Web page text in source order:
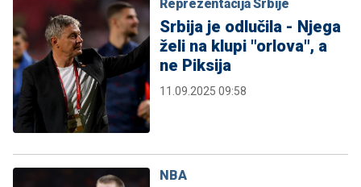
Reprezentacija Srbije
Srbija je odlučila - Njega
želi na klupi "orlova", a
ne Piksija
11.09.2025 09:58
NBA